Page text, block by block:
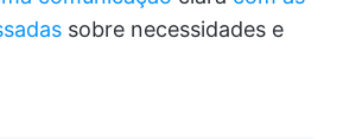
sobre necessidades e